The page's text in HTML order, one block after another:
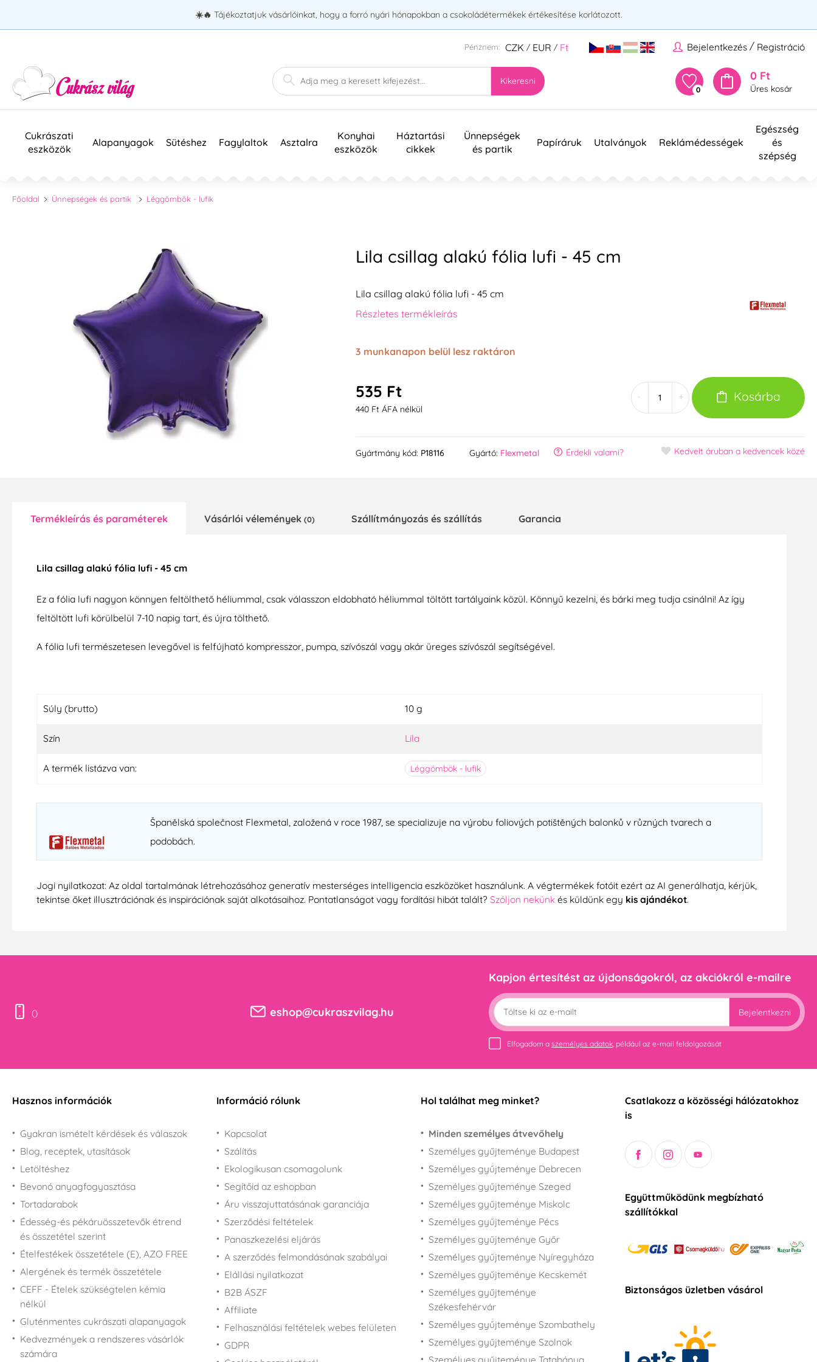
☀️🔥 Tájékoztatjuk vásárlóinkat, hogy a forró nyári hónapokban a csokoládétermékek értékesítése korlátozott.
Bejelentkezés / Registráció
Pénznem: CZK / EUR / Ft
Kikeresni
0
0 Ft
Üres kosár
Cukrászati
eszközök
Alapanyagok Sütéshez Fagylaltok Asztalra
Konyhai
eszközök
Háztartási
cikkek
Ünnepségek
és partik
Papíráruk Utalványok Reklámédességek
Egészség
és
szépség
Főoldal Ünnepségek és partik Léggömbök - lufik
Lila csillag alakú fólia lufi - 45 cm
Lila csillag alakú fólia lufi - 45 cm
Részletes termékleírás
3 munkanapon belül lesz raktáron
535 Ft
440 Ft ÁFA nélkül
+ Kosárba
Gyártmány kód: P18116 Gyártó: Flexmetal Érdekli valami? Kedvelt áruban a kedvencek közé
Termékleírás és paraméterek Vásárlói vélemények (0) Szállítmányozás és szállítás Garancia
Lila csillag alakú fólia lufi - 45 cm
Ez a fólia lufi nagyon könnyen feltölthető héliummal, csak válasszon eldobható héliummal töltött tartályaink közül. Könnyű kezelni, és bárki meg tudja csinálni! Az így
feltöltött lufi körülbelül 7-10 napig tart, és újra tölthető.
A fólia lufi természetesen levegővel is felfújható kompresszor, pumpa, szívószál vagy akár üreges szívószál segítségével.
Súly (brutto) 10 g
Szín Lila
A termék listázva van: Léggömbök - lufik
Španělská společnost Flexmetal, založená v roce 1987, se specializuje na výrobu foliových potištěných balonků v různých tvarech a
podobách.
Jogi nyilatkozat: Az oldal tartalmának létrehozásához generatív mesterséges intelligencia eszközöket használunk. A végtermékek fotóit ezért az AI generálhatja, kérjük,
tekintse őket illusztrációnak és inspirációnak saját alkotásaihoz. Pontatlanságot vagy fordítási hibát talált? Szóljon nekünk és küldünk egy kis ajándékot.
() eshop@cukraszvilag.hu
Kapjon értesítést az újdonságokról, az akciókról e-mailre
Bejelentkezni
Elfogadom a személyes adatok, például az e-mail feldolgozását
Hasznos információk
Gyakran ismételt kérdések és válaszok
Blog, receptek, utasítások
Letöltéshez
Bevonó anyagfogyasztása
Tortadarabok
Édesség-és pékáruösszetevők étrend
és összetétel szerint
Ételfestékek összetétele (E), AZO FREE
Alergének és termék összetétele
CEFF - Ételek szükségtelen kémia
nélkül
Gluténmentes cukrászati alapanyagok
Kedvezmények a rendszeres vásárlók
számára
Információ rólunk
Kapcsolat
Szálítás
Ekologikusan csomagolunk
Segítőid az eshopban
Áru visszajuttatásának garanciája
Szerződési feltételek
Panaszkezelési eljárás
A szerződés felmondásának szabályai
Elállási nyilatkozat
B2B ÁSZF
Affiliate
Felhasználási feltételek webes felületen
GDPR
Hol találhat meg minket?
Minden személyes átvevőhely
Személyes gyűjteménye Budapest
Személyes gyűjteménye Debrecen
Személyes gyűjteménye Szeged
Személyes gyűjteménye Miskolc
Személyes gyűjteménye Pécs
Személyes gyűjteménye Győr
Személyes gyűjteménye Nyíregyháza
Személyes gyűjteménye Kecskemét
Személyes gyűjteménye
Székesfehérvár
Személyes gyűjteménye Szombathely
Személyes gyűjteménye Szolnok
Csatlakozz a közösségi hálózatokhoz
is
Együttműködünk megbízható
szállítókkal
Biztonságos üzletben vásárol